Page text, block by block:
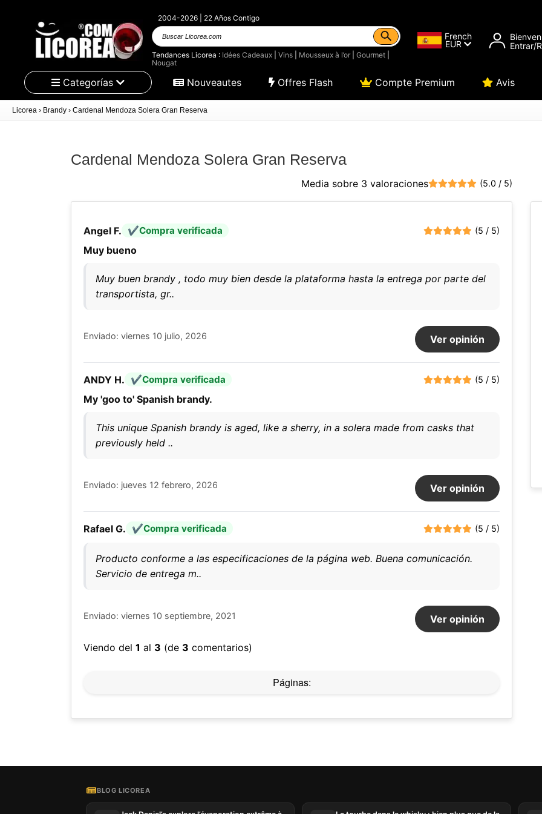
2004-2026 | 22 Años Contigo
Buscar
Licorea.com
Tendances Licorea : Idées Cadeaux| Vins| Mousseux à l’or| Gourmet|
Nougat
French
EUR
Entrar/
Categorías Nouveautes Offres Flash Compte Premium Avis
Licorea › Brandy › Cardenal Mendoza Solera Gran Reserva
Cardenal Mendoza Solera Gran Reserva
Media sobre 3 valoraciones (5.0 / 5)
Angel F. Compra verificada (5 / 5)
Muy bueno
Muy buen brandy , todo muy bien desde la plataforma hasta la entrega por parte del
transportista, gr..
Enviado: viernes 10 julio, 2026 Ver opinión
ANDY H. Compra verificada (5 / 5)
My 'goo to' Spanish brandy.
This unique Spanish brandy is aged, like a sherry, in a solera made from casks that
previously held ..
Enviado: jueves 12 febrero, 2026 Ver opinión
Rafael G. Compra verificada (5 / 5)
Producto conforme a las especificaciones de la página web. Buena comunicación.
Servicio de entrega m..
Enviado: viernes 10 septiembre, 2021 Ver opinión
Viendo del 1 al 3 (de 3 comentarios)
Páginas:
BLOG LICOREA
informations sur votre navigateur et votre appareil. Les informations